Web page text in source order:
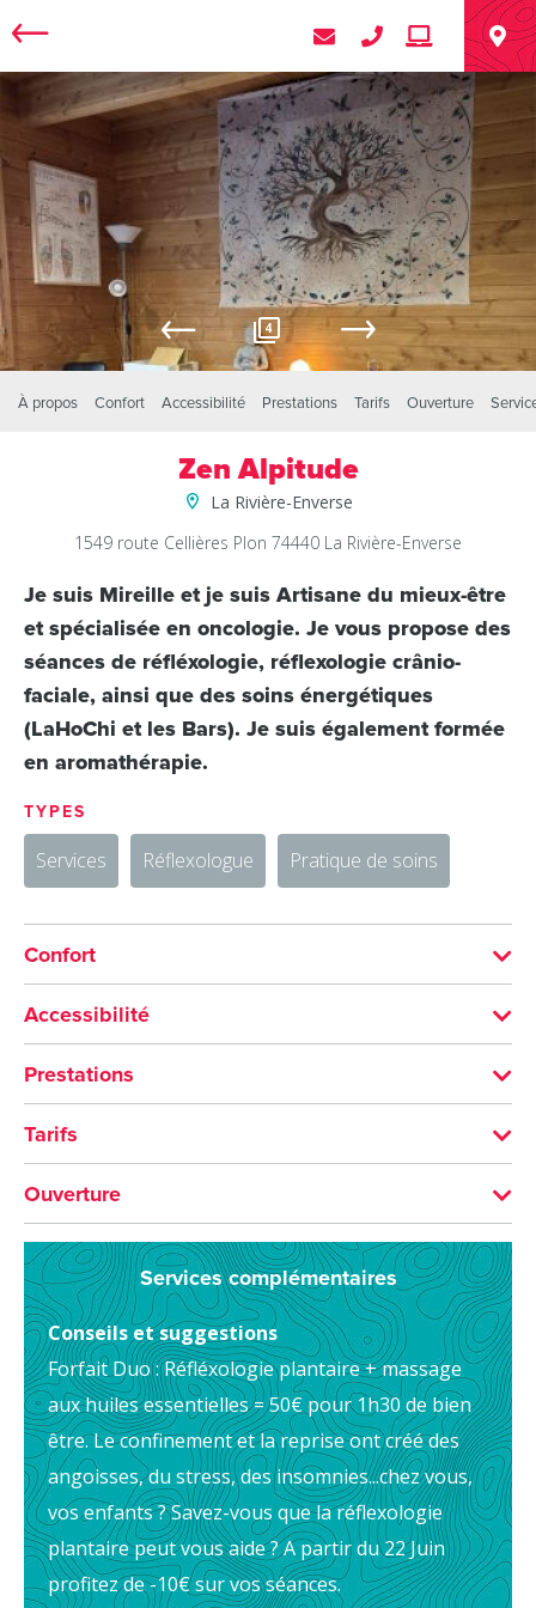
4
À propos Confort Accessibilité Prestations Tarifs Ouverture
Zen Alpitude
La Rivière-Enverse
1549 route Cellières Plon 74440 La Rivière-Enverse
Je suis Mireille et je suis Artisane du mieux-être
et spécialisée en oncologie. Je vous propose des
séances de réfléxologie, réflexologie crânio-
faciale, ainsi que des soins énergétiques
(LaHoChi et les Bars). Je suis également formée
en aromathérapie.
TYPES
Services Réflexologue Pratique de soins
Confort
Parking Parking privé
Accessibilité
Non accessible en fauteuil roulant
Prestations
Modelage Bien-être
Tarifs
Carte bancaire/crédit Chèque Espèces
Paypal
Ouverture
Du 20/12/2025 au 31/12/2026 du lundi au vendredi de 9h
à 18h30. Le samedi de 9h à 12h30. Fermé le dimanche.
Ouverture du 20 décembre 2025 au 31
décembre 2026
JOURS
Lundi
09h00 à 18h30
Mardi
09h00 à 18h30
Services complémentaires
Conseils et suggestions
Forfait Duo : Réfléxologie plantaire + massage
aux huiles essentielles = 50€ pour 1h30 de bien
être. Le confinement et la reprise ont créé des
angoisses, du stress, des insomnies...chez vous,
vos enfants ? Savez-vous que la réflexologie
plantaire peut vous aide ? A partir du 22 Juin
profitez de -10€ sur vos séances.